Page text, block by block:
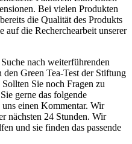
Bei vielen Produkten
die Qualität des Produkts
auf die Recherchearbeit unserer
nach weiterführenden
Green Tea-Test der Stiftung
Sie noch Fragen zu
gerne das folgende
einen Kommentar. Wir
nächsten 24 Stunden. Wir
und sie finden das passende